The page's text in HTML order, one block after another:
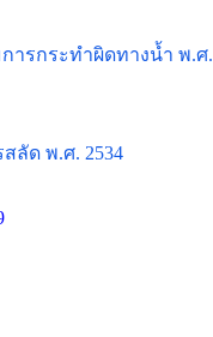
ารกระทำผิดทางน้ำ พ.ศ.
ลัด พ.ศ. 2534